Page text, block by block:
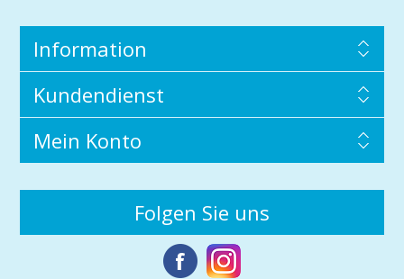
Information
Kundendienst
Mein Konto
Folgen Sie uns